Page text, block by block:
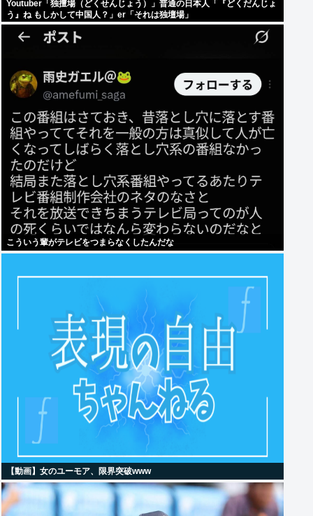
Youtuber「独擅場（どくせんじょう）」普通の日本人「『どくだんじょ
う』ね もしかして中国人？」er「それは独壇場」
こういう輩がテレビをつまらなくしたんだな
【動画】女のユーモア、限界突破www